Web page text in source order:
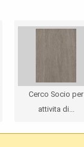
Cerco Socio per
attivita di...